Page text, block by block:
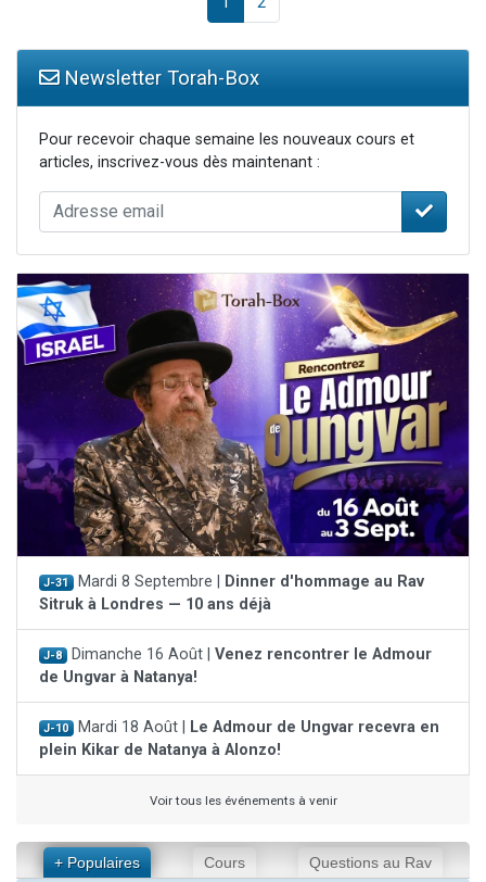
Newsletter Torah-Box
Pour recevoir chaque semaine les nouveaux cours et
articles, inscrivez-vous dès maintenant :
J-31 Mardi 8 Septembre |
Dinner d'hommage au Rav
Sitruk à Londres — 10 ans déjà
J-8 Dimanche 16 Août | Venez rencontrer le Admour
de Ungvar à Natanya!
J-10 Mardi 18 Août |
Le Admour de Ungvar recevra en
plein Kikar de Natanya à Alonzo!
Voir tous les événements à venir
+ Populaires Cours Questions au Rav